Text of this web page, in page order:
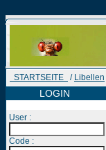
STARTSEITE / Libellen
LOGIN
User :
Code :